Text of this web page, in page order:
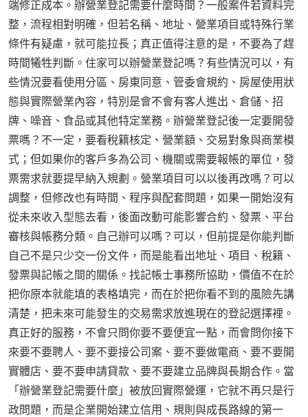
端修正成本。辦營業登記需要什麼時間？一般案件若資料完
整，流程相對明確，但若名稱、地址、營業項目或特殊行業
條件有疑慮，就可能拉長；真正值得注意的是，不要為了趕
時間犧牲判斷。住家可以辦營業登記嗎？有些情況可以，有
些情況要看使用分區、房東同意、管委會規約、房屋使用狀
態與實際營業內容，特別是會不會有客人進出、倉儲、招
牌、噪音、食品或其他特定業務。辦營業登記後一定要開發
票嗎？不一定，要看稅籍核定、營業額、交易對象與商業模
式；但如果你的客戶多為公司、機關或需要報帳的單位，發
票需求就要提早納入規劃。營業項目可以以後再改嗎？可以
調整，但修改也有時間、程序與配套問題，如果一開始沒有
從未來收入型態去看，後面改動可能影響合約、發票、平台
審核與帳務分類。自己辦可以嗎？可以，但前提是你能判斷
自己不是只少交一份文件，而是能看出地址、項目、稅籍、
發票與記帳之間的關係。找記帳士事務所協助，價值不在於
把你原本就能填的表格填完，而在於把你看不到的風險先講
清楚，把未來可能發生的交易需求放進現在的登記選擇裡。
真正好的服務，不會只問你要不要便宜一點，而會問你接下
來要不要聘人、要不要接公司案、要不要做電商、要不要開
實體店、要不要申請貸款、要不要建立品牌與長期合作。當
「辦營業登記需要什麼」被放回實際營運，它就不再只是行
政問題，而是企業開始建立信用、規則與成長路線的第一